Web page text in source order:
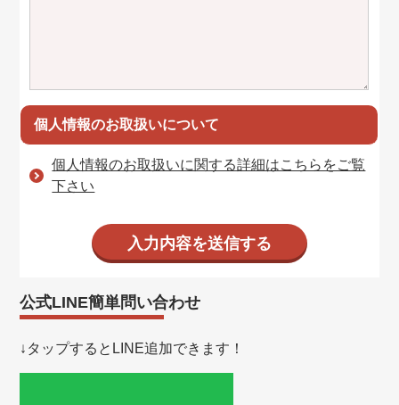
個人情報のお取扱いについて
個人情報のお取扱いに関する詳細はこちらをご覧
下さい
公式LINE簡単問い合わせ
↓タップするとLINE追加できます！